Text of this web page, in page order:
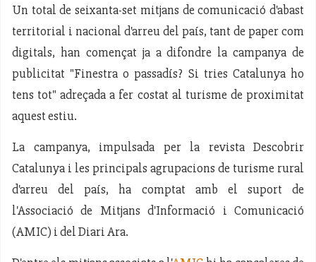
Un total de seixanta-set mitjans de comunicació d'abast
territorial i nacional d'arreu del país, tant de paper com
digitals, han començat ja a difondre la campanya de
publicitat "Finestra o passadís? Si tries Catalunya ho
tens tot" adreçada a fer costat al turisme de proximitat
aquest estiu.
La campanya, impulsada per la revista Descobrir
Catalunya i les principals agrupacions de turisme rural
d'arreu del país, ha comptat amb el suport de
l'Associació de Mitjans d'Informació i Comunicació
(AMIC) i del Diari Ara.